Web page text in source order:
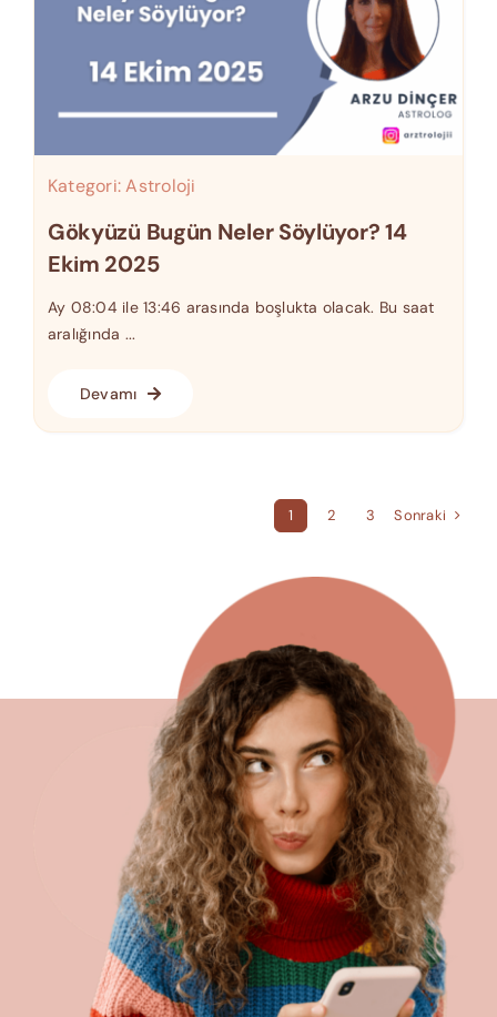
Kategori:Astroloji
Gökyüzü Bugün Neler Söylüyor? 14
Ekim 2025
Ay 08:04 ile 13:46 arasında boşlukta olacak. Bu saat
aralığında ...
Devamı
1 2 3 Sonraki